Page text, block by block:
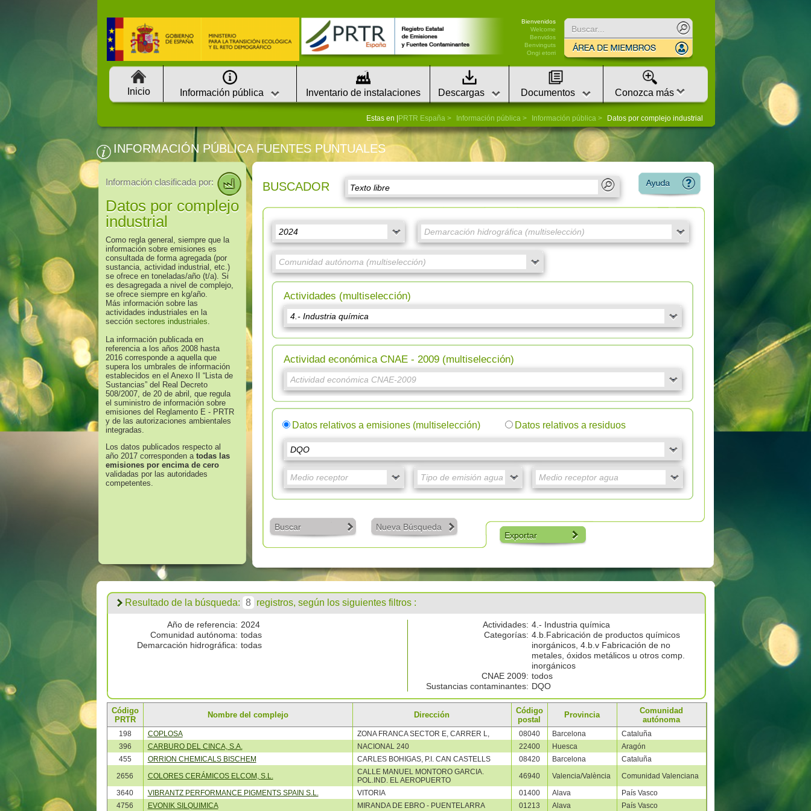
Bienvenidos
Welcome
Benvidos
Benvinguts
Ongi etorri
Inicio Información pública Inventario de instalaciones Descargas Documentos Conozca más
Estas en | PRTR España Información pública Información pública Datos por complejo industrial
INFORMACIÓN PÚBLICA FUENTES PUNTUALES
Información clasificada por:
Datos por complejo
industrial
Como regla general, siempre que la
información sobre emisiones es
consultada de forma agregada (por
sustancia, actividad industrial, etc.)
se ofrece en toneladas/año (t/a). Si
es desagregada a nivel de complejo,
se ofrece siempre en kg/año.
Más información sobre las
actividades industriales en la
sección sectores industriales.
La información publicada en
referencia a los años 2008 hasta
2016 corresponde a aquella que
supera los umbrales de información
establecidos en el Anexo II “Lista de
Sustancias” del Real Decreto
508/2007, de 20 de abril, que regula
el suministro de información sobre
emisiones del Reglamento E - PRTR
y de las autorizaciones ambientales
integradas.
Los datos publicados respecto al
año 2017 corresponden atodas las
emisiones por encima de cero
validadas por las autoridades
competentes.
BUSCADOR
Actividades (multiselección)
Actividad económica CNAE - 2009 (multiselección)
Datos relativos a emisiones (multiselección) Datos relativos a residuos
Buscar
Nueva Búsqueda
Exportar
Resultado de la búsqueda: 8 registros, según los siguientes filtros :
Año de referencia: 2024
Comunidad autónoma: todas
Demarcación hidrográfica: todas
Actividades: 4.- Industria química
Categorías: 4.b.Fabricación de productos químicos
inorgánicos, 4.b.v Fabricación de no
metales, óxidos metálicos u otros comp.
inorgánicos
CNAE 2009: todos
Sustancias contaminantes: DQO
Código
PRTR
Nombre del complejo Dirección
Código
postal
Provincia
Comunidad
autónoma
198 COPLOSA ZONA FRANCA SECTOR E, CARRER L, 08040 Barcelona
Cataluña
396
CARBURO DEL CINCA, S.A. NACIONAL 240 22400 Huesca
Aragón
455
ORRION CHEMICALS BISCHEM CARLES BOHIGAS, P.I. CAN CASTELLS 08420 Barcelona
Cataluña
2656
COLORES CERÁMICOS ELCOM, S.L.
CALLE MANUEL MONTORO GARCIA.
POL.IND. EL AEROPUERTO
46940 Valencia/València
Comunidad Valenciana
3640
VIBRANTZ PERFORMANCE PIGMENTS SPAIN S.L. VITORIA 01400 Alava
País Vasco
4756
EVONIK SILQUIMICA MIRANDA DE EBRO - PUENTELARRA 01213 Alava País Vasco